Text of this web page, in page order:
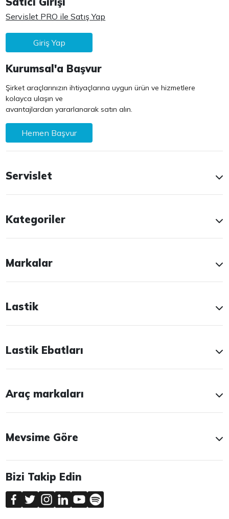
Servislet PRO ile Satış Yap
Giriş Yap
Kurumsal'a Başvur
Şirket araçlarınızın ihtiyaçlarına uygun ürün ve hizmetlere
kolayca ulaşın ve
avantajlardan yararlanarak satın alın.
Hemen Başvur
Servislet
Kategoriler
Markalar
Lastik
Lastik Ebatları
Araç markaları
Mevsime Göre
Bizi Takip Edin